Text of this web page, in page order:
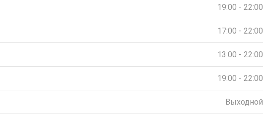
19:00 - 22:00
17:00 - 22:00
13:00 - 22:00
19:00 - 22:00
Выходной